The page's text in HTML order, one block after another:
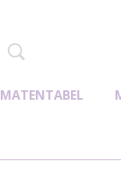
MATENTABEL